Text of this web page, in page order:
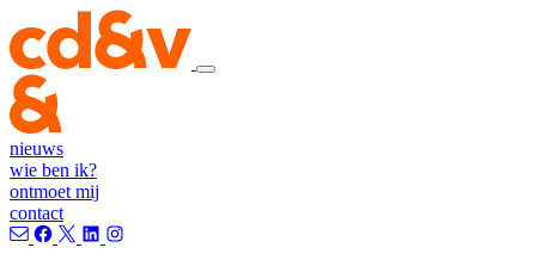
nieuws
wie ben ik?
ontmoet mij
contact